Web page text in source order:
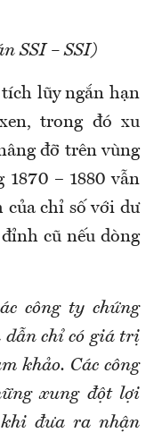
SSI – SSI)
lũy ngắn hạn
trong đó xu
đỡ trên vùng
1870 – 1880 vẫn
của chỉ số với dư
cũ nếu dòng
công ty chứng
dẫn chỉ có giá trị
khảo. Các công
xung đột lợi
đưa ra nhận